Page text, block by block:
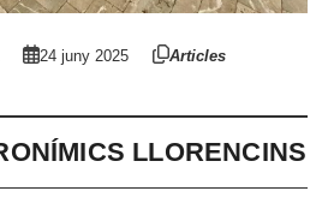
24 juny 2025 Articles
LLORENCINS